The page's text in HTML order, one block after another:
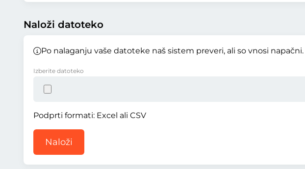
Naloži datoteko
Po nalaganju vaše datoteke naš sistem preveri, ali so vnosi
Izberite datoteko
Podprti formati: Excel ali CSV
Naloži